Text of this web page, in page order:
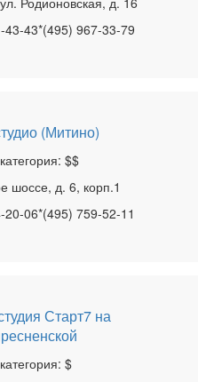
43-43*(495) 967-33-79
(Митино)
$$
шоссе, д. 6, корп.1
20-06*(495) 759-52-11
Старт7 на
$